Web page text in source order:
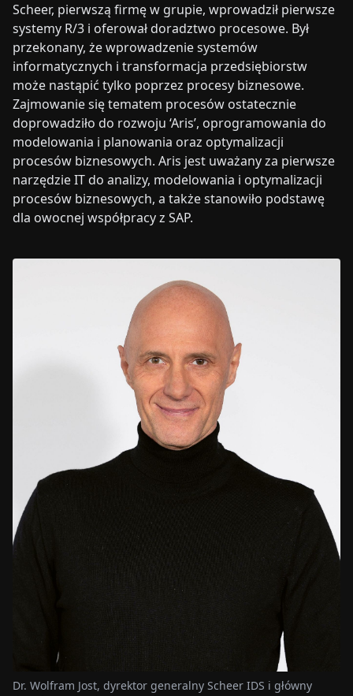
Scheer, pierwszą firmę w grupie, wprowadził pierwsze
systemy R/3 i oferował doradztwo procesowe. Był
przekonany, że wprowadzenie systemów
informatycznych i transformacja przedsiębiorstw
może nastąpić tylko poprzez procesy biznesowe.
Zajmowanie się tematem procesów ostatecznie
doprowadziło do rozwoju ‘Aris’, oprogramowania do
modelowania i planowania oraz optymalizacji
procesów biznesowych. Aris jest uważany za pierwsze
narzędzie IT do analizy, modelowania i optymalizacji
procesów biznesowych, a także stanowiło podstawę
dla owocnej współpracy z SAP.
Dr. Wolfram Jost, dyrektor generalny Scheer IDS i główny